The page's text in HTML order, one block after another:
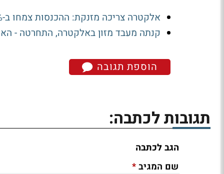
אלקטרה צריכה מזנקת: ההכנסות צמחו ב-6%, והרווח קפץ ב-36%
קנתה מעבד מזון באלקטרה, התחרטה -
הוספת תגובה
תגובות לכתבה:
הגב לכתבה
שם המגיב*